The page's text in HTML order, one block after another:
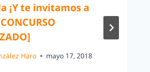
¡Y te invitamos a
Haro mayo 17, 2018